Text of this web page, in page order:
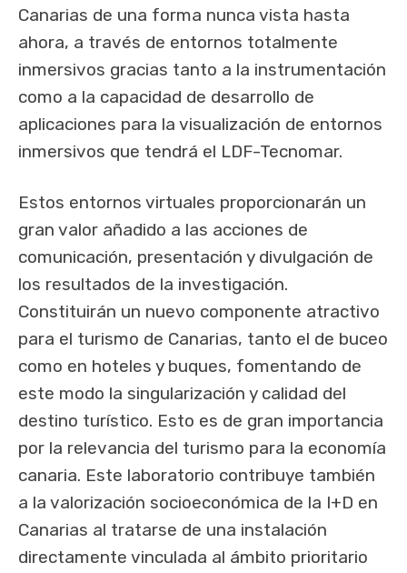
Canarias de una forma nunca vista hasta
ahora, a través de entornos totalmente
inmersivos gracias tanto a la instrumentación
como a la capacidad de desarrollo de
aplicaciones para la visualización de entornos
inmersivos que tendrá el LDF-Tecnomar.
Estos entornos virtuales proporcionarán un
gran valor añadido a las acciones de
comunicación, presentación y divulgación de
los resultados de la investigación.
Constituirán un nuevo componente atractivo
para el turismo de Canarias, tanto el de buceo
como en hoteles y buques, fomentando de
este modo la singularización y calidad del
destino turístico. Esto es de gran importancia
por la relevancia del turismo para la economía
canaria. Este laboratorio contribuye también
a la valorización socioeconómica de la I+D en
Canarias al tratarse de una instalación
directamente vinculada al ámbito prioritario